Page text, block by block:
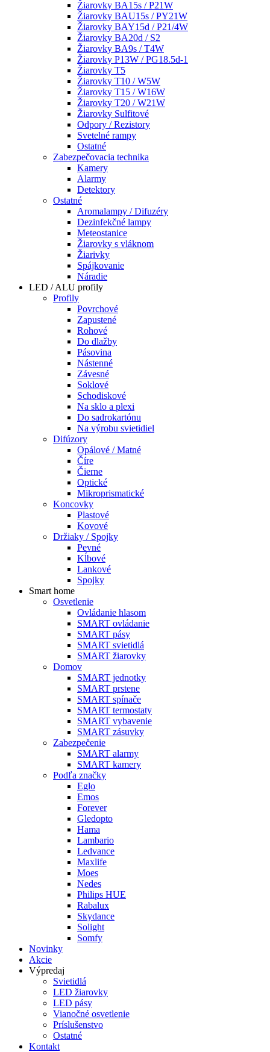
Žiarovky BA15s / P21W
Žiarovky BAU15s / PY21W
Žiarovky BAY15d / P21/4W
Žiarovky BA20d / S2
Žiarovky BA9s / T4W
Žiarovky P13W / PG18.5d-1
Žiarovky T5
Žiarovky T10 / W5W
Žiarovky T15 / W16W
Žiarovky T20 / W21W
Žiarovky Sulfitové
Odpory / Rezistory
Svetelné rampy
Ostatné
Zabezpečovacia technika
Kamery
Alarmy
Detektory
Ostatné
Aromalampy / Difuzéry
Dezinfekčné lampy
Meteostanice
Žiarovky s vláknom
Žiarivky
Spájkovanie
Náradie
LED / ALU profily
Profily
Povrchové
Zapustené
Rohové
Do dlažby
Pásovina
Nástenné
Závesné
Soklové
Schodiskové
Na sklo a plexi
Do sadrokartónu
Na výrobu svietidiel
Difúzory
Opálové / Matné
Číre
Čierne
Optické
Mikroprismatické
Koncovky
Plastové
Kovové
Držiaky / Spojky
Pevné
Kĺbové
Lankové
Spojky
Smart home
Osvetlenie
Ovládanie hlasom
SMART ovládanie
SMART pásy
SMART svietidlá
SMART žiarovky
Domov
SMART jednotky
SMART prstene
SMART spínače
SMART termostaty
SMART vybavenie
SMART zásuvky
Zabezpečenie
SMART alarmy
SMART kamery
Podľa značky
Eglo
Emos
Forever
Gledopto
Hama
Lambario
Ledvance
Maxlife
Moes
Nedes
Philips HUE
Rabalux
Skydance
Solight
Somfy
Novinky
Akcie
Výpredaj
Svietidlá
LED žiarovky
LED pásy
Vianočné osvetlenie
Príslušenstvo
Ostatné
Kontakt